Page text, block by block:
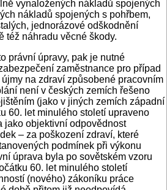
vynaložených nákladů spojených
nákladů spojených s pohřbem,
jednorázové odškodnění
též náhradu věcné škody.
právní úpravy, pak je nutné
zaměstnance pro případ
na zdraví způsobené pracovním
není v českých zemích řešeno
(jako v jiných zemích západní
60. let minulého století upraveno
jako objektivní odpovědnost
– za poškození zdraví, které
podmínek při výkonu
úprava byla po sovětském vzoru
60. let minulého století
(nového) zákoníku práce